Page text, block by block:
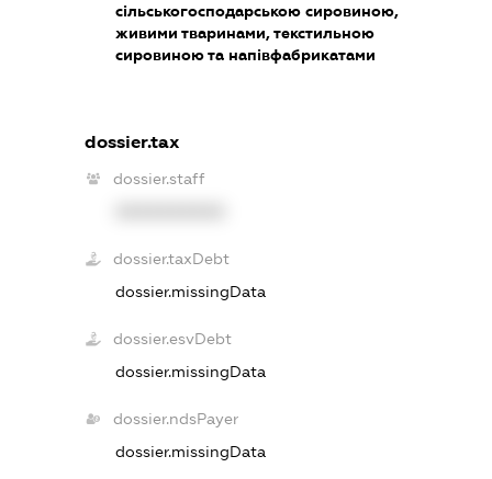
сільськогосподарською сировиною,
живими тваринами, текстильною
сировиною та напівфабрикатами
dossier.tax
dossier.staff
dossier.taxDebt
dossier.missingData
dossier.esvDebt
dossier.missingData
dossier.ndsPayer
dossier.missingData